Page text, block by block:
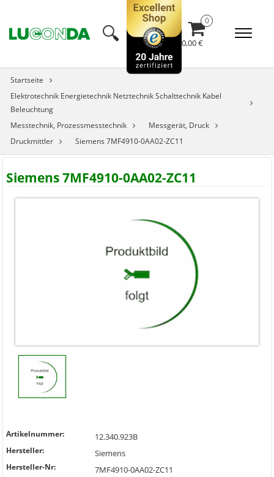
🔍︎ 0,00 €
Startseite
Elektrotechnik Energietechnik Netztechnik Schalttechnik Kabel
Beleuchtung
Messtechnik, Prozessmesstechnik
Messgerät, Druck
Druckmittler
Siemens 7MF4910-0AA02-ZC11
Siemens 7MF4910-0AA02-ZC11
Artikelnummer: 12.340.923B
Hersteller: Siemens
Hersteller-Nr: 7MF4910-0AA02-ZC11